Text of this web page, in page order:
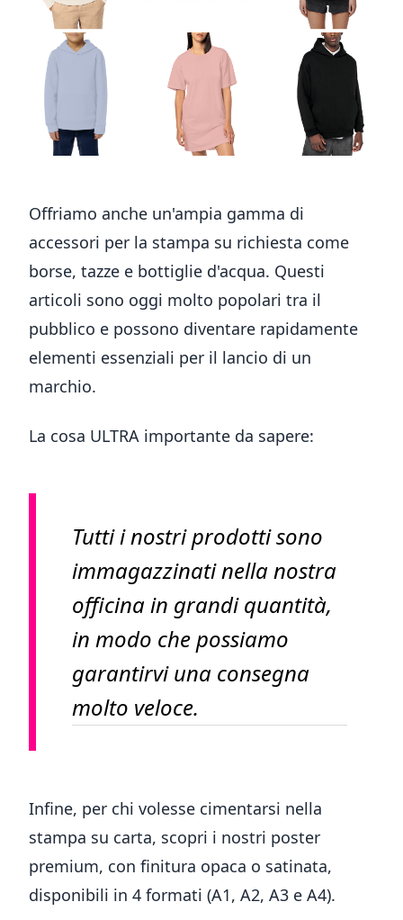
Offriamo anche un'ampia gamma di
accessori per la stampa su richiesta come
borse, tazze e bottiglie d'acqua. Questi
articoli sono oggi molto popolari tra il
pubblico e possono diventare rapidamente
elementi essenziali per il lancio di un
marchio.
La cosa ULTRA importante da sapere:
Tutti i nostri prodotti sono
immagazzinati nella nostra
officina in grandi quantità,
in modo che possiamo
garantirvi una consegna
molto veloce.
Infine, per chi volesse cimentarsi nella
stampa su carta, scopri i nostri poster
premium, con finitura opaca o satinata,
disponibili in 4 formati (A1, A2, A3 e A4).